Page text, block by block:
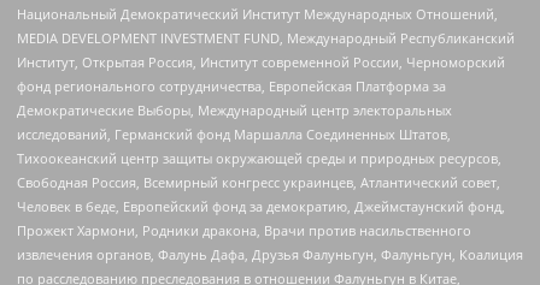
Национальный Демократический Институт Международных Отношений,
MEDIA DEVELOPMENT INVESTMENT FUND, Международный Республиканский
Институт, Открытая Россия, Институт современной России, Черноморский
фонд регионального сотрудничества, Европейская Платформа за
Демократические Выборы, Международный центр электоральных
исследований, Германский фонд Маршалла Соединенных Штатов,
Тихоокеанский центр защиты окружающей среды и природных ресурсов,
Свободная Россия, Всемирный конгресс украинцев, Атлантический совет,
Человек в беде, Европейский фонд за демократию, Джеймстаунский фонд,
Прожект Хармони, Родники дракона, Врачи против насильственного
извлечения органов, Фалунь Дафа, Друзья Фалуньгун, Фалуньгун, Коалиция
по расследованию преследования в отношении Фалуньгун в Китае,